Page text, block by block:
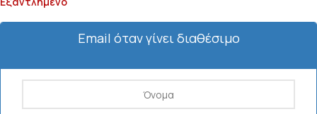
Email όταν γίνει διαθέσιμο